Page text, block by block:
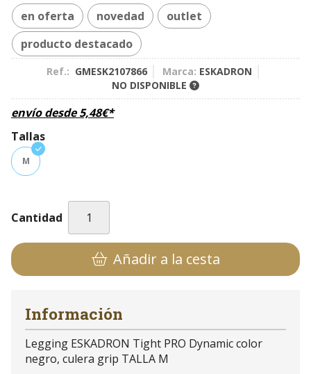
en oferta novedad
outlet
producto destacado
Ref.: GMESK2107866 Marca: ESKADRON
NO DISPONIBLE
envío desde5,48€*
Tallas
M
Cantidad
Añadir a la cesta
Información
Legging ESKADRON Tight PRO Dynamic color
negro, culera grip TALLA M